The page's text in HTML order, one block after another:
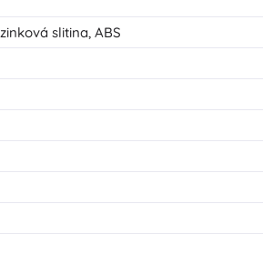
slitina, ABS